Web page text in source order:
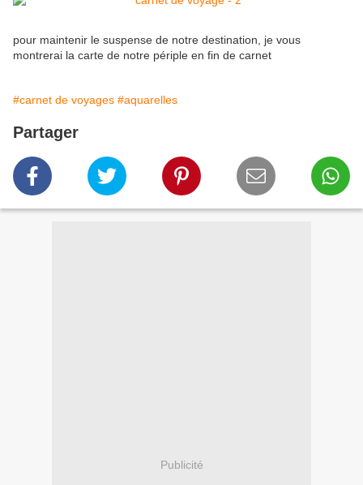
pour maintenir le suspense de notre destination, je vous
montrerai la carte de notre périple en fin de carnet
#carnet de voyages #aquarelles
Partager
Publicité